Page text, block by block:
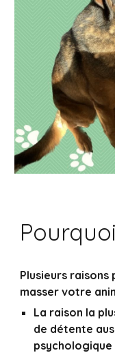
Plusieurs
masser votre
La raison la
de détente